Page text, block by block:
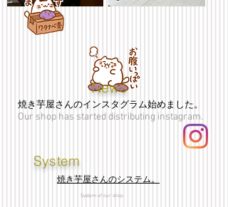
News
焼き芋屋さんのインスタグラム始めました。
Our shop has started distributing instagram.
System
焼き芋屋さんのシステム。
System of our shop.